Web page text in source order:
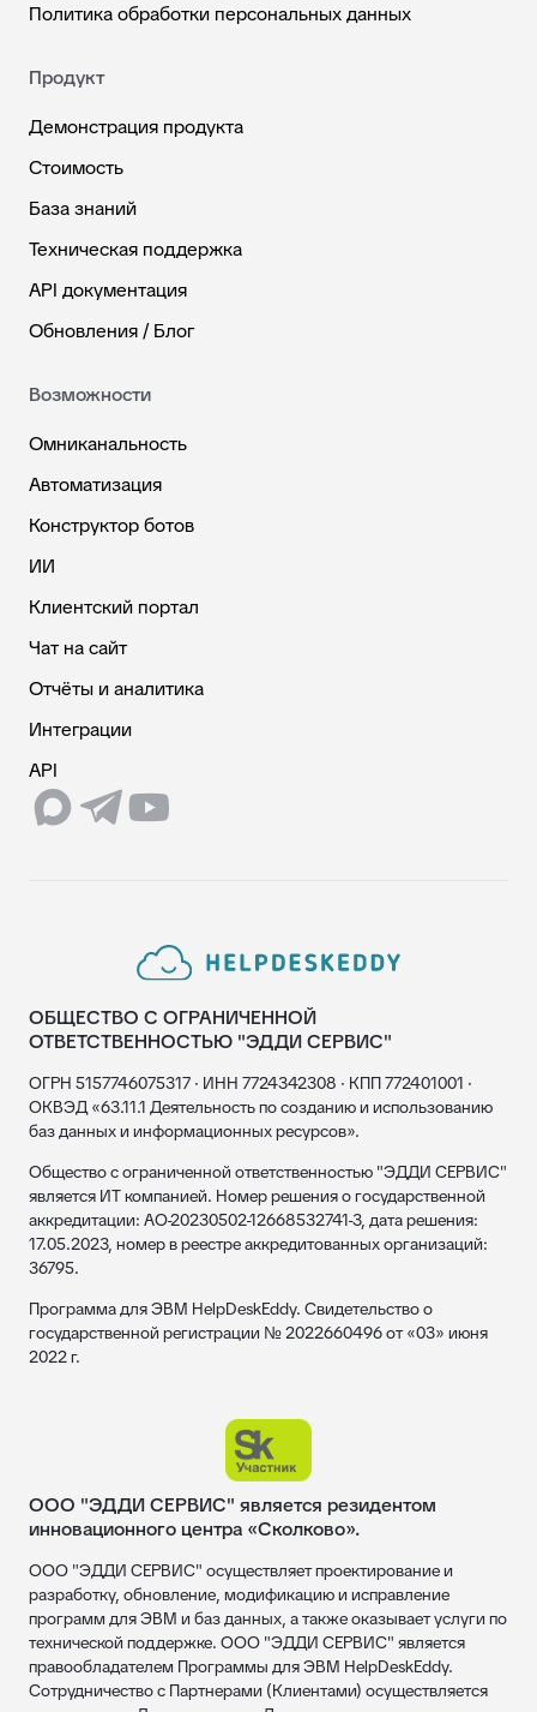
Политика обработки персональных данных
Продукт
Демонстрация продукта
Стоимость
База знаний
Техническая поддержка
API документация
Обновления / Блог
Возможности
Омниканальность
Автоматизация
Конструктор ботов
ИИ
Клиентский портал
Чат на сайт
Отчёты и аналитика
Интеграции
API
ОБЩЕСТВО С ОГРАНИЧЕННОЙ
ОТВЕТСТВЕННОСТЬЮ "ЭДДИ СЕРВИС"
ОГРН 5157746075317 · ИНН 7724342308 · КПП 772401001 ·
ОКВЭД «63.11.1 Деятельность по созданию и использованию
баз данных и информационных ресурсов».
Общество с ограниченной ответственностью "ЭДДИ СЕРВИС"
является ИТ компанией. Номер решения о государственной
аккредитации: АО-20230502-12668532741-3, дата решения:
17.05.2023, номер в реестре аккредитованных организаций:
36795.
Программа для ЭВМ HelpDeskEddy. Свидетельство о
государственной регистрации № 2022660496 от «03» июня
2022 г.
ООО "ЭДДИ СЕРВИС" является резидентом
инновационного центра «Сколково».
ООО "ЭДДИ СЕРВИС" осуществляет проектирование и
разработку, обновление, модификацию и исправление
программ для ЭВМ и баз данных, а также оказывает услуги по
технической поддержке. ООО "ЭДДИ СЕРВИС" является
правообладателем Программы для ЭВМ HelpDeskEddy.
Сотрудничество с Партнерами (Клиентами) осуществляется